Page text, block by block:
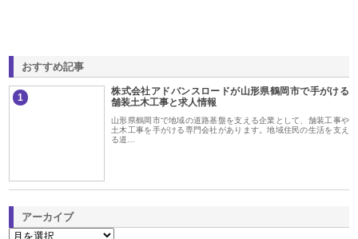
おすすめ記事
1
株式会社アドバンスロードが山形県鶴岡市で手がける
舗装土木工事と求人情報
山形県鶴岡市で地域の道路基盤を支える企業として、舗装工事や
土木工事を手がける専門会社があります。地域住民の生活を支え
る道…
アーカイブ